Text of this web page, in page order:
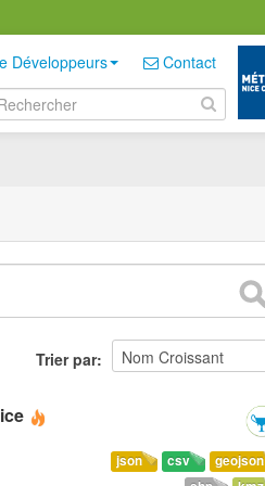
Développeurs Contact
Trier par
geojson
csv
json